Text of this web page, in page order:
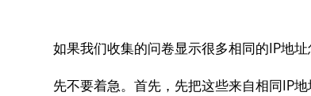
如果我们收集的问卷显示很多相同的IP地址
先不要着急。首先，先把这些来自相同IP